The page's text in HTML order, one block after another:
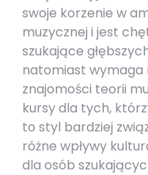
swoje korzenie w
muzycznej i jest
szukające
natomiast wymaga
znajomości teorii
kursy dla tych,
to styl bardziej
różne wpływy
dla osób